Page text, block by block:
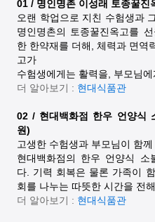
01 / 명인명촌 이성래 토종꿀진
오랜 학업으로 지친 수험생과
명인명촌의 토종꿀진옥고를
한 한약재를 더해, 체력과 면역
고가
수험생에게는 활력을, 부모님
더 알아보기 : 현대식품관
02 / 현대백화점 한우 언양식
원)
고생한 수험생과 부모님이 함
현대백화점의 한우 언양식 소
다. 기력 회복은 물론 가족이
회를 나누는 따뜻한 시간을 전
더 알아보기 : 현대식품관